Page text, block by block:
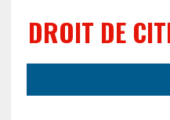
DROIT DE